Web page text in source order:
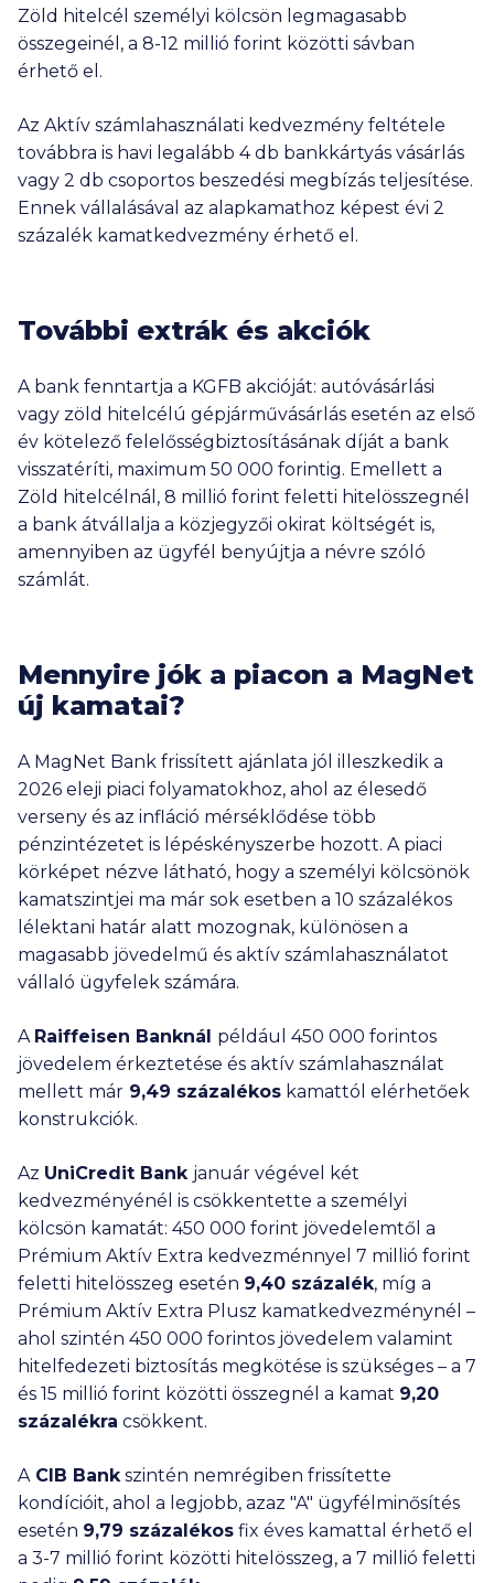
Zöld hitelcél személyi kölcsön legmagasabb
összegeinél, a 8-12 millió forint közötti sávban
érhető el.
Az Aktív számlahasználati kedvezmény feltétele
továbbra is havi legalább 4 db bankkártyás vásárlás
vagy 2 db csoportos beszedési megbízás teljesítése.
Ennek vállalásával az alapkamathoz képest évi 2
százalék kamatkedvezmény érhető el.
További extrák és akciók
A bank fenntartja a KGFB akcióját: autóvásárlási
vagy zöld hitelcélú gépjárművásárlás esetén az első
év kötelező felelősségbiztosításának díját a bank
visszatéríti, maximum 50 000 forintig. Emellett a
Zöld hitelcélnál, 8 millió forint feletti hitelösszegnél
a bank átvállalja a közjegyzői okirat költségét is,
amennyiben az ügyfél benyújtja a névre szóló
számlát.
Mennyire jók a piacon a MagNet
új kamatai?
A MagNet Bank frissített ajánlata jól illeszkedik a
2026 eleji piaci folyamatokhoz, ahol az élesedő
verseny és az infláció mérséklődése több
pénzintézetet is lépéskényszerbe hozott. A piaci
körképet nézve látható, hogy a személyi kölcsönök
kamatszintjei ma már sok esetben a 10 százalékos
lélektani határ alatt mozognak, különösen a
magasabb jövedelmű és aktív számlahasználatot
vállaló ügyfelek számára.
A Raiffeisen Banknál például 450 000 forintos
jövedelem érkeztetése és aktív számlahasználat
mellett már 9,49 százalékos kamattól elérhetőek
konstrukciók.
Az UniCredit Bank január végével két
kedvezményénél is csökkentette a személyi
kölcsön kamatát: 450 000 forint jövedelemtől a
Prémium Aktív Extra kedvezménnyel 7 millió forint
feletti hitelösszeg esetén 9,40 százalék, míg a
Prémium Aktív Extra Plusz kamatkedvezménynél –
ahol szintén 450 000 forintos jövedelem valamint
hitelfedezeti biztosítás megkötése is szükséges – a 7
és 15 millió forint közötti összegnél a kamat 9,20
százalékra csökkent.
ACIB Bankszintén nemrégiben frissítette
kondícióit, ahol a legjobb, azaz "A" ügyfélminősítés
esetén 9,79 százalékos fix éves kamattal érhető el
a 3-7 millió forint közötti hitelösszeg, a 7 millió feletti